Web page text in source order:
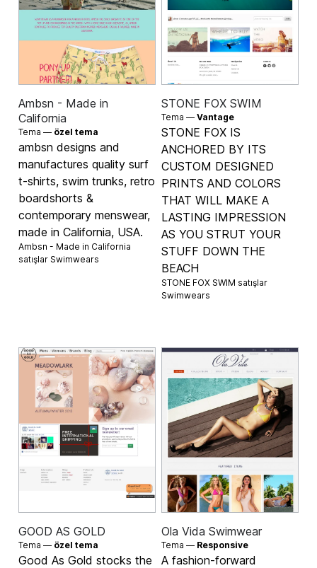
Ambsn - Made in
California
Tema — özel tema
ambsn designs and
manufactures quality surf
t-shirts, swim trunks, retro
boardshorts &
contemporary menswear,
made in California, USA.
Ambsn - Made in California
satışlar Swimwears
STONE FOX SWIM
Tema — Vantage
STONE FOX IS
ANCHORED BY ITS
CUSTOM DESIGNED
PRINTS AND COLORS
THAT WILL MAKE A
LASTING IMPRESSION
AS YOU STRUT YOUR
STUFF DOWN THE
BEACH
STONE FOX SWIM satışlar
Swimwears
GOOD AS GOLD
Tema — özel tema
Good As Gold stocks the
Ola Vida Swimwear
Tema — Responsive
A fashion-forward